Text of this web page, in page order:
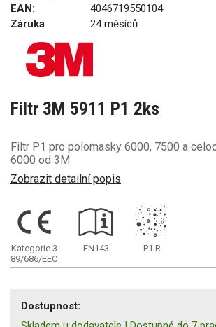
EAN:
4046719550104
Záruka
24 měsíců
Filtr 3M 5911 P1 2ks
Filtr P1 pro polomasky 6000, 7500 a
6000 od 3M
Zobrazit detailní popis
Kategorie 3
89/686/EEC
EN143 P1 R
Dostupnost: